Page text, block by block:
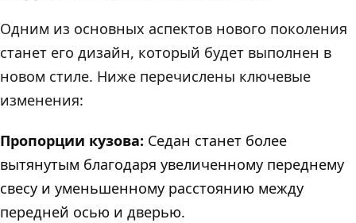
Одним из основных аспектов нового поколения
станет его дизайн, который будет выполнен в
новом стиле. Ниже перечислены ключевые
изменения:
Пропорции кузова: Седан станет более
вытянутым благодаря увеличенному переднему
свесу и уменьшенному расстоянию между
передней осью и дверью.